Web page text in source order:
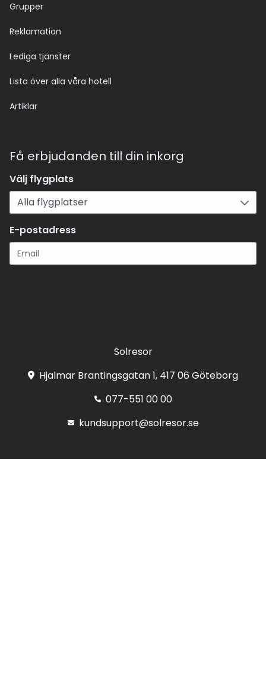
Grupper
Reklamation
Lediga tjänster
Lista över alla våra hotell
Artiklar
Få erbjudanden till din inkorg
Välj flygplats
E-postadress
Solresor
Hjalmar Brantingsgatan 1, 417 06 Göteborg
077-551 00 00
kundsupport@solresor.se